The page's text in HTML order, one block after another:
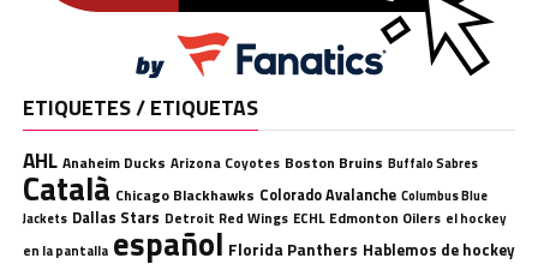
ETIQUETES / ETIQUETAS
AHL Anaheim Ducks Arizona Coyotes Boston Bruins Buffalo Sabres
Català Chicago Blackhawks Colorado Avalanche Columbus Blue
Jackets Dallas Stars Detroit Red Wings ECHL Edmonton Oilers el hockey
en la pantalla español Florida Panthers Hablemos de hockey